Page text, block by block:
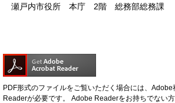
瀬戸内市役所 本庁 2階 総務部総務課
PDF形式のファイルをご覧いただく場合には、
Readerが必要です。
Adobe Readerをお持ちでない